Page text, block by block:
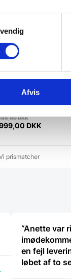
Afvis
& Barbord |
Raw-Say
VinreolForny dit
og
Say…
DKKDen
oprindelige
var:
4.398,00
DKK
prismatcher
“Anette var
en fejl
løbet af to